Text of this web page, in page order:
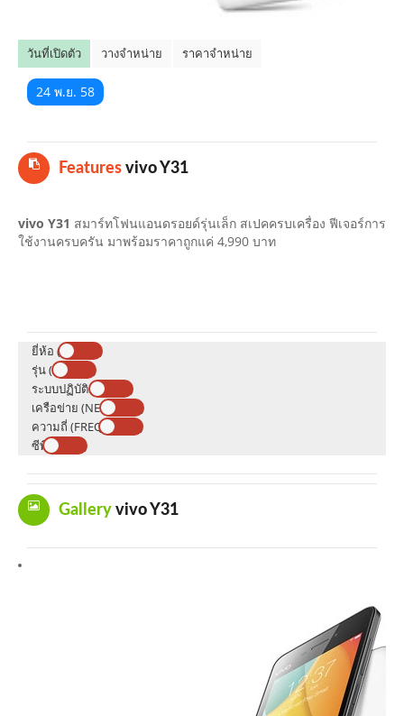
TOP 10 มือถือยอดนิยม
CLOSE
วันที่เปิดตัว วางจำหน่าย ราคาจำหน่าย
24 พ.ย. 58
Features vivo Y31
vivo Y31 สมาร์ทโฟนแอนดรอยด์รุ่นเล็ก สเปคครบเครื่อง ฟีเจอร์การ
ใช้งานครบครัน มาพร้อมราคาถูกแค่ 4,990 บาท
ยี่ห้อ (BRAND)
รุ่น (MODEL)
ระบบปฏิบัติการ (OS)
เครือข่าย (NETWORK)
ความถี่ (FREQUENCY)
ซีพียู (CPU)
Gallery vivo Y31